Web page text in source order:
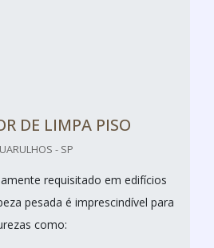
DE LIMPA PISO
- SP
requisitado em edifícios
pesada é imprescindível para
como: